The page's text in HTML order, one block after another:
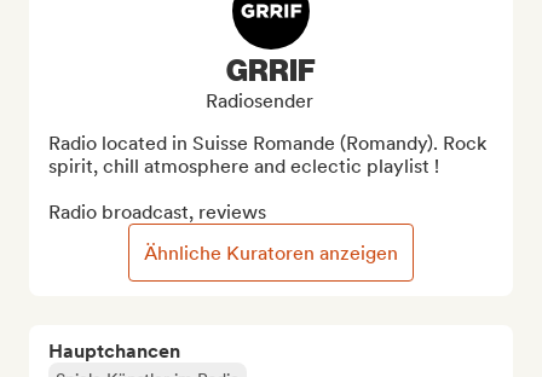
Hauptchancen
GRRIF
Radiosender
Radio located in Suisse Romande (Romandy). Rock
spirit, chill atmosphere and eclectic playlist !
Radio broadcast, reviews
Ähnliche Kuratoren anzeigen